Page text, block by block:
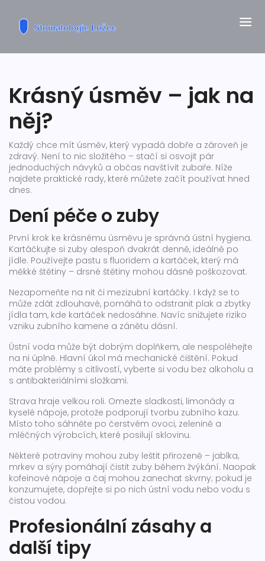
Krásný úsměv – jak na
něj?
Každý chce mít úsměv, který vypadá dobře a zároveň je
zdravý. Není to nic složitého – stačí si osvojit pár
jednoduchých návyků a občas navštívit zubaře. Níže
najdete praktické rady, které můžete začít používat hned
dnes.
Dení péče o zuby
První krok ke krásnému úsměvu je správná ústní hygiena.
Kartáčkujte si zuby alespoň dvakrát denně, ideálně po
jídle. Používejte pastu s fluoridem a kartáček, který má
měkké štětiny – drsné štětiny mohou dásně poškozovat.
Nezapomeňte na nit či mezizubní kartáčky. I když se to
může zdát zdlouhavé, pomáhá to odstranit plak a zbytky
jídla tam, kde kartáček nedosáhne. Navíc snižujete riziko
vzniku zubního kamene a zánětu dásní.
Ústní voda může být dobrým doplňkem, ale nespoléhejte
na ni úplně. Hlavní úkol má mechanické čištění. Pokud
máte problémy s citlivostí, vyberte si vodu bez alkoholu a
s antibakteriálními složkami.
Strava hraje velkou roli. Omezte sladkosti, limonády a
kyselé nápoje, protože podporují tvorbu zubního kazu.
Místo toho sáhněte po čerstvém ovoci, zelenině a
mléčných výrobcích, které posilují sklovinu.
Některé potraviny mohou zuby leštit přirozeně – jablka,
mrkev a sýry pomáhají čistit zuby během žvýkání. Naopak
kofeinové nápoje a čaj mohou zanechat skvrny; pokud je
konzumujete, dopřejte si po nich ústní vodu nebo vodu s
čistou vodou.
Profesionální zásahy a
další tipy